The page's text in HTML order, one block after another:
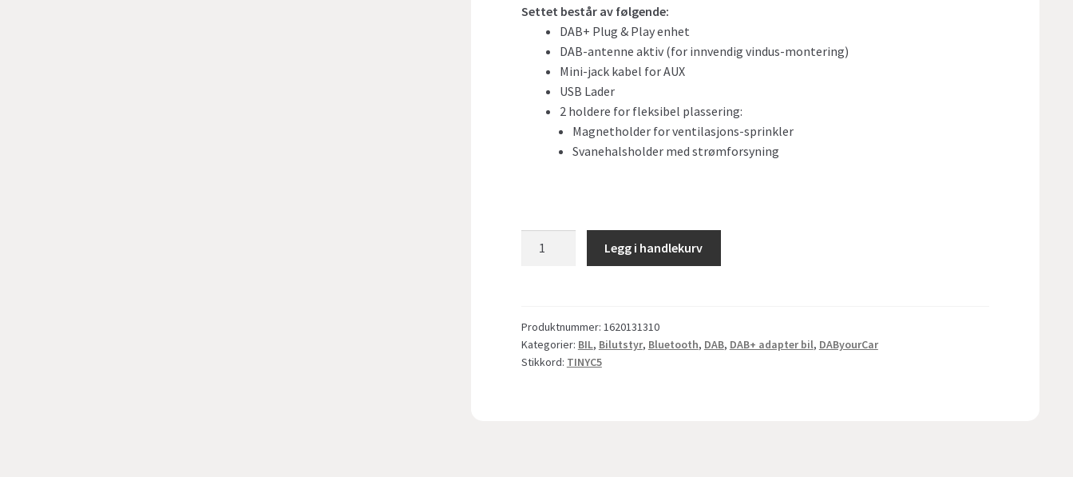
Settet består av følgende:
DAB+ Plug & Play enhet
DAB-antenne aktiv (for innvendig vindus-montering)
Mini-jack kabel for AUX
USB Lader
2 holdere for fleksibel plassering:
Magnetholder for ventilasjons-sprinkler
Svanehalsholder med strømforsyning
bilstereo
med
Bluetooth
Legg i handlekurv
Produktnummer: 1620131310
Kategorier: BIL, Bilutstyr, Bluetooth, DAB, DAB+ adapter bil, DAByourCar
Stikkord: TINYC5